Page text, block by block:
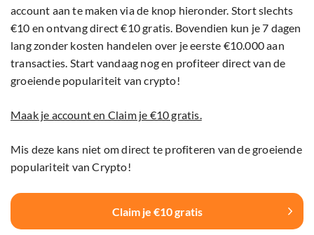
account aan te maken via de knop hieronder. Stort slechts
€10 en ontvang direct €10 gratis. Bovendien kun je 7 dagen
lang zonder kosten handelen over je eerste €10.000 aan
transacties. Start vandaag nog en profiteer direct van de
groeiende populariteit van crypto!
Maak je account en Claim je €10 gratis.
Mis deze kans niet om direct te profiteren van de groeiende
populariteit van Crypto!
Claim je €10 gratis